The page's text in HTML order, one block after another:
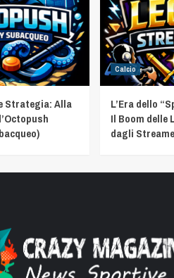
Strategia: Alla
Calcio
L’Era dello
Il Boom delle
dagli